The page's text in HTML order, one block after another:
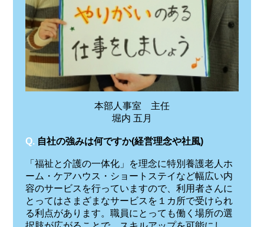
本部人事室 主任
堀内 五月
Q. 自社の強みは何ですか(経営理念や社風)
「福祉と介護の一体化」を理念に特別養護老人ホ
ーム・ケアハウス・ショートステイなど幅広い内
容のサービスを行っていますので、利用者さんに
とってはさまざまなサービスを１カ所で受けられ
る利点があります。職員にとっても働く場所の選